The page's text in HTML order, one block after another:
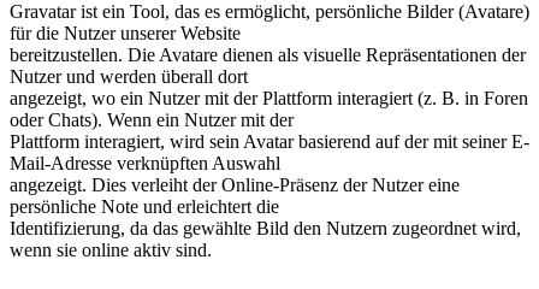
Gravatar ist ein Tool, das es ermöglicht, persönliche Bilder (Avatare)
für die Nutzer unserer Website
bereitzustellen. Die Avatare dienen als visuelle Repräsentationen der
Nutzer und werden überall dort
angezeigt, wo ein Nutzer mit der Plattform interagiert (z. B. in Foren
oder Chats). Wenn ein Nutzer mit der
Plattform interagiert, wird sein Avatar basierend auf der mit seiner E-
Mail-Adresse verknüpften Auswahl
angezeigt. Dies verleiht der Online-Präsenz der Nutzer eine
persönliche Note und erleichtert die
Identifizierung, da das gewählte Bild den Nutzern zugeordnet wird,
wenn sie online aktiv sind.